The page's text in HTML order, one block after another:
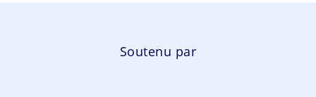
Soutenu par